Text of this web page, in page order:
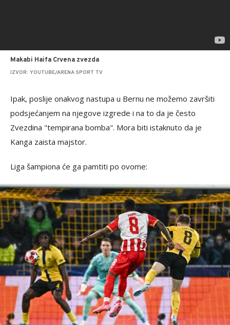
Makabi Haifa Crvena zvezda
IZVOR: YOUTUBE/ARENA SPORT TV
Ipak, poslije onakvog nastupa u Bernu ne možemo završiti
podsjećanjem na njegove izgrede i na to da je često
Zvezdina "tempirana bomba". Mora biti istaknuto da je
Kanga zaista majstor.
Liga šampiona će ga pamtiti po ovome: